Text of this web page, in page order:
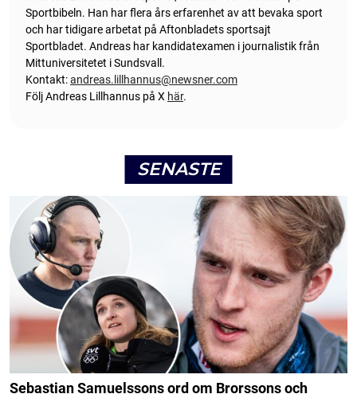
Sportbibeln. Han har flera års erfarenhet av att bevaka sport
och har tidigare arbetat på Aftonbladets sportsajt
Sportbladet. Andreas har kandidatexamen i journalistik från
Mittuniversitetet i Sundsvall.
Kontakt:andreas.lillhannus@newsner.com
Följ Andreas Lillhannus på X här.
SENASTE
Sebastian Samuelssons ord om Brorssons och